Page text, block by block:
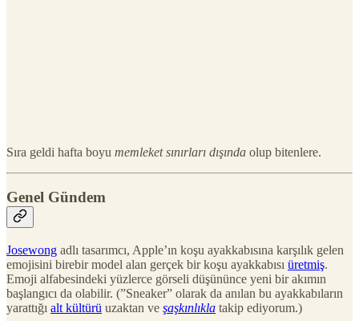
Sıra geldi hafta boyu memleket sınırları dışında olup bitenlere.
Genel Gündem
Josewong adlı tasarımcı, Apple’ın koşu ayakkabısına karşılık gelen
emojisini birebir model alan gerçek bir koşu ayakkabısı üretmiş.
Emoji alfabesindeki yüzlerce görseli düşününce yeni bir akımın
başlangıcı da olabilir. (”Sneaker” olarak da anılan bu ayakkabıların
yarattığı alt kültürü uzaktan ve şaşkınlıkla takip ediyorum.)